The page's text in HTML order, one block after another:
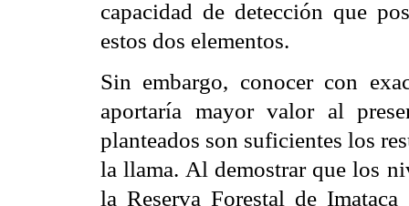
capacidad de detección que
estos dos elementos.
Sin embargo, conocer con
aportaría mayor valor al
planteados son suficientes los
la llama. Al demostrar que los
la Reserva Forestal de